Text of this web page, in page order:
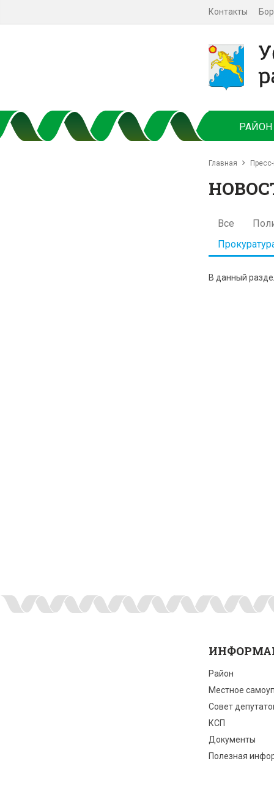
Контакты
РАЙОН
Главная
Все
В данный
Район
Местное
Совет
КСП
Документы
Полезная